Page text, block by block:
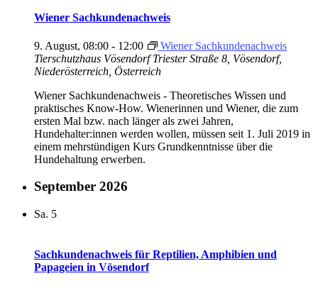
Wiener Sachkundenachweis
9. August, 08:00 - 12:00
Wiener Sachkundenachweis
Tierschutzhaus VösendorfTriester Straße 8, Vösendorf,
Niederösterreich, Österreich
Wiener Sachkundenachweis - Theoretisches Wissen und
praktisches Know-How. Wienerinnen und Wiener, die zum
ersten Mal bzw. nach länger als zwei Jahren,
Hundehalter:innen werden wollen, müssen seit 1. Juli 2019 in
einem mehrstündigen Kurs Grundkenntnisse über die
Hundehaltung erwerben.
September 2026
Sa. 5
Sachkundenachweis für Reptilien, Amphibien und
Papageien in Vösendorf